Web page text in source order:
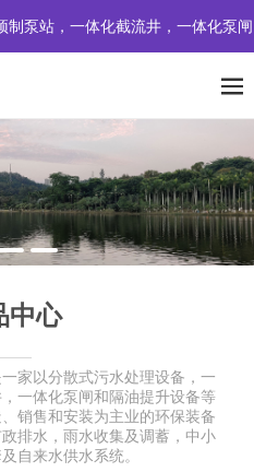
体化截流井，一体化泵闸、隔油
中心
家以分散式污水处理设备，一
一体化泵闸和隔油提升设备等
销售和安装为主业的环保装备
排水，雨水收集及调蓄，中小
自来水供水系统。